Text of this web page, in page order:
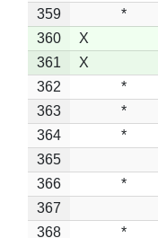
359
*
360
X
361
X
362
*
363
*
364
*
365
366
*
367
368
*